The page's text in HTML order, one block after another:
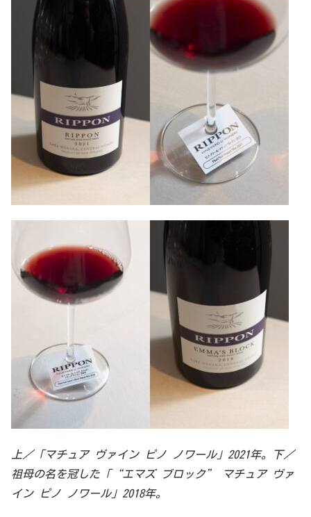
上／「マチュア ヴァイン ピノ ノワール」2021年。下／
祖母の名を冠した「“エマズ ブロック” マチュア ヴァ
イン ピノ ノワール」2018年。